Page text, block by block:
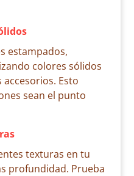
estampados,
colores sólidos
Esto
sean el punto
texturas en tu
profundidad. Prueba